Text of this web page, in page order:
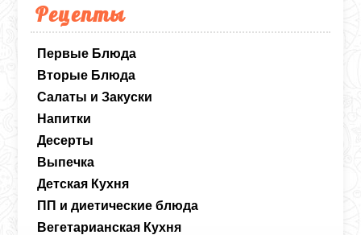
Рецепты
Первые Блюда
Вторые Блюда
Салаты и Закуски
Напитки
Десерты
Выпечка
Детская Кухня
ПП и диетические блюда
Вегетарианская Кухня